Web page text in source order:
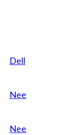
Dell
Nee
Nee